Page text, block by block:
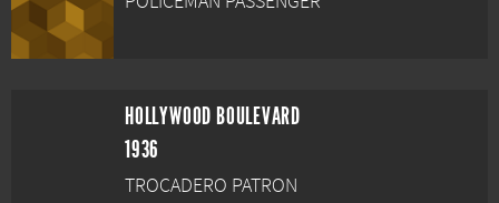
HOLLYWOOD BOULEVARD
1936
TROCADERO PATRON